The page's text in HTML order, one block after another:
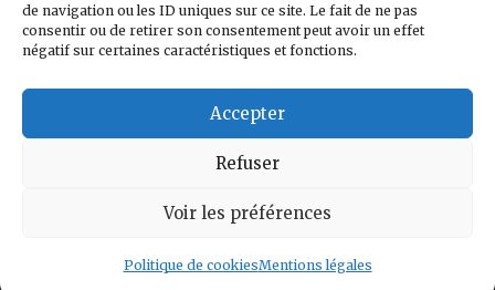
de navigation ou les ID uniques sur ce site. Le fait de ne pas
consentir ou de retirer son consentement peut avoir un effet
négatif sur certaines caractéristiques et fonctions.
Accepter
Refuser
Voir les préférences
Politique de cookiesMentions légales
© 2024 – Marc GUYOT artiste peintre-